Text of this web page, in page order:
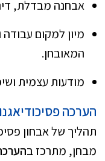
אבחנה מבדלת,
מיון למקום
המאובחן.
מודעות עצמית
הערכה
תהליך של אבחון
מבחן, מתרכז ב